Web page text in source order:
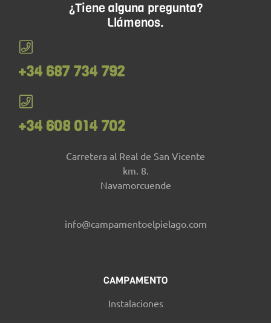
¿Tiene alguna pregunta?
Llámenos.
+34 687 734 792
+34 608 014 702
Carretera al Real de San Vicente
km. 8.
Navamorcuende
info@campamentoelpielago.com
CAMPAMENTO
Instalaciones